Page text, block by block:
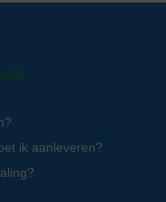
ik aanleveren?